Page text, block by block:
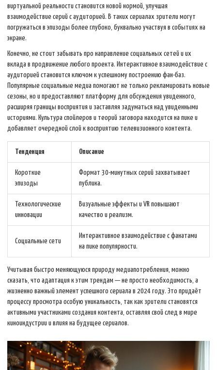
виртуальной реальности становится новой нормой, улучшая
взаимодействие серий с аудиторией. В таких сериалах зрители могут
погружаться в эпизоды более глубоко, буквально участвуя в событиях на
экране.
Конечно, не стоит забывать про направление социальных сетей и их
вклада в продвижение любого проекта. Интерактивное взаимодействие с
аудиторией становится ключом к успешному построению фан-баз.
Популярные социальные медиа помогают не только рекламировать новые
сезоны, но и предоставляют платформу для обсуждения увиденного,
расширяя границы восприятия и заставляя задуматься над увиденными
историями. Культура спойлеров и теорий заговора находится на пике и
добавляет очередной слой к восприятию телевизионного контента.
Тенденция Описание
Короткие
эпизоды
Формат 30-минутных серий захватывает
публика.
Технологические
инновации
Визуальные эффекты и VR повышают
качество и реализм.
Социальные сети
Интерактивное взаимодействие с фанатами
на пике популярности.
Учитывая быстро меняющуюся природу медиапотребления, можно
сказать, что адаптация к этим трендам — не просто необходимость, а
жизненно важный элемент успешного сериала в 2024 году. Это придаёт
процессу просмотра особую уникальность, так как зрители становятся
активными участниками создания контента, оставляя свой след в мире
киноиндустрии и влияя на будущее сериалов.